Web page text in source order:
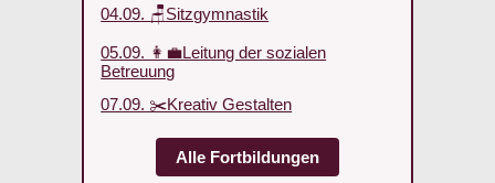
04.09. 🪑Sitzgymnastik
05.09. 👩‍💼Leitung der sozialen
Betreuung
07.09. ✂️Kreativ Gestalten
Alle Fortbildungen